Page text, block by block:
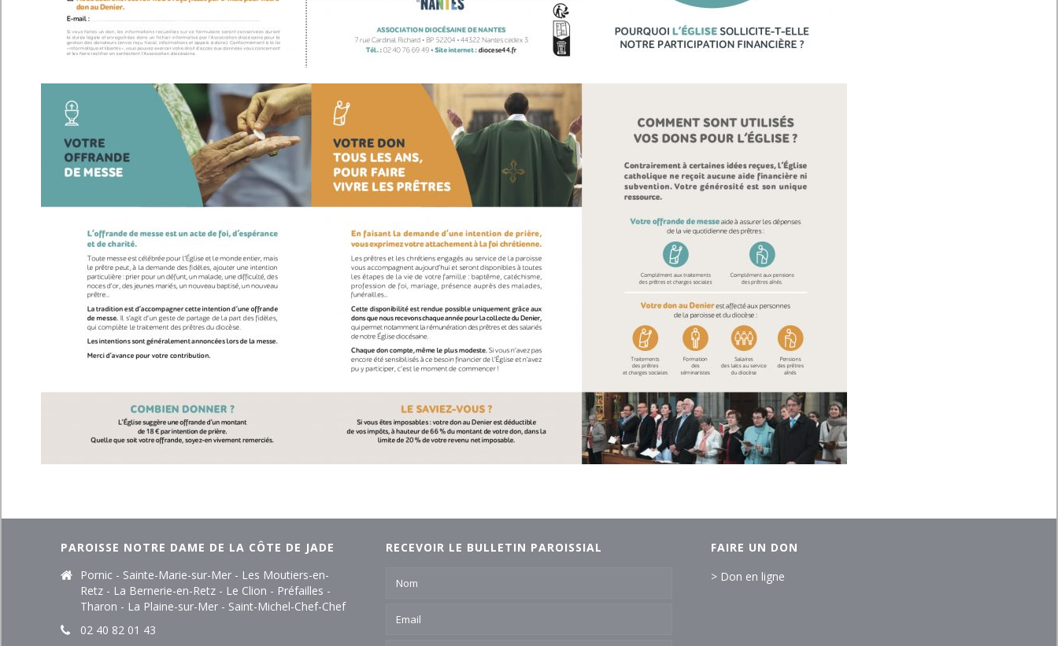
PAROISSE NOTRE DAME DE LA CÔTE DE JADE
Pornic - Sainte-Marie-sur-Mer - Les Moutiers-en-
Retz - La Bernerie-en-Retz - Le Clion - Préfailles -
Tharon - La Plaine-sur-Mer - Saint-Michel-Chef-Chef
02 40 82 01 43
RECEVOIR LE BULLETIN PAROISSIAL
FAIRE UN DON
> Don en ligne